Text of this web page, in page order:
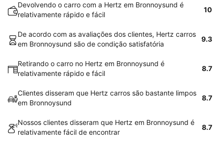
Devolvendo o carro com a Hertz em Bronnoysund é
relativamente rápido e fácil
10
De acordo com as avaliações dos clientes, Hertz carros
em Bronnoysund são de condição satisfatória
9.3
Retirando o carro no Hertz em Bronnoysund é
relativamente rápido e fácil
8.7
Clientes disseram que Hertz carros são bastante limpos
em Bronnoysund
8.7
Nossos clientes disseram que Hertz em Bronnoysund é
relativamente fácil de encontrar
8.7